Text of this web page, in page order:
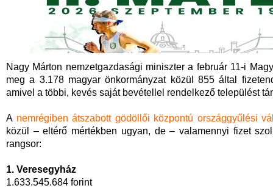
Nagy Márton nemzetgazdasági miniszter a február 11-i
meg a 3.178 magyar önkormányzat közül 855 által
amivel a többi, kevés saját bevétellel rendelkező települést
A nemrégiben átszabott gödöllői központú országgyűlési
közül – eltérő mértékben ugyan, de – valamennyi fizet
rangsor:
1. Veresegyház
1.633.545.684 forint